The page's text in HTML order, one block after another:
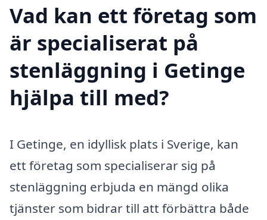
Vad kan ett företag som
är specialiserat på
stenläggning i Getinge
hjälpa till med?
I Getinge, en idyllisk plats i Sverige, kan
ett företag som specialiserar sig på
stenläggning erbjuda en mängd olika
tjänster som bidrar till att förbättra både